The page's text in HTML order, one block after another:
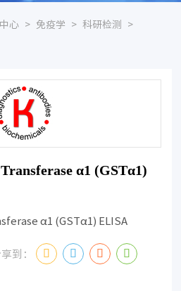
心 > 免疫学 > 科研检测
>
α1 (GSTα1)
α1 (GSTα1) ELISA
到：